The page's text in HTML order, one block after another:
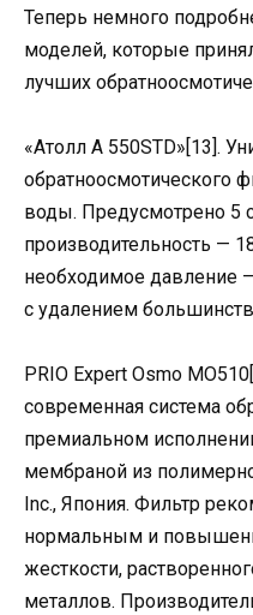
Теперь немного
моделей, которые
лучших
«Атолл А 550STD»[13].
обратноосмотического
воды. Предусмотрено 5
производительность —
необходимое давление
с удалением
PRIO Expert Osmo
современная система
премиальном
мембраной из
Inc., Япония. Фильтр
нормальным и
жесткости,
металлов.